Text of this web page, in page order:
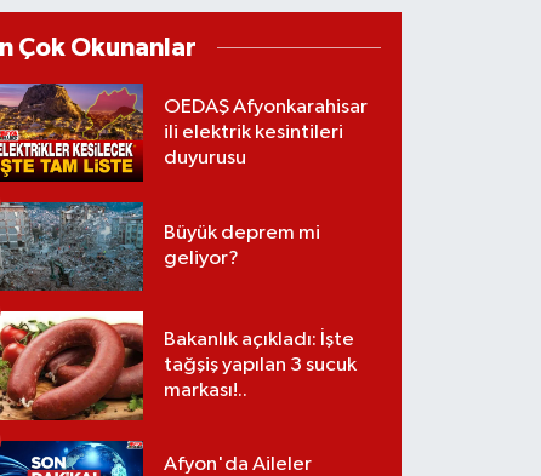
Çok Okunanlar
OEDAŞ Afyonkarahisar
ili elektrik kesintileri
duyurusu
Büyük deprem mi
geliyor?
Bakanlık açıkladı: İşte
tağşiş yapılan 3 sucuk
markası!..
Afyon'da Aileler